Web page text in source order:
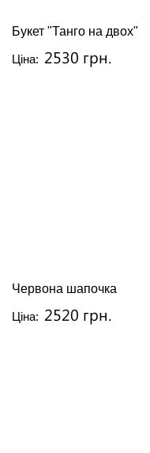
Букет "Танго на двох"
Ціна: 2530 грн.
Червона шапочка
Ціна: 2520 грн.